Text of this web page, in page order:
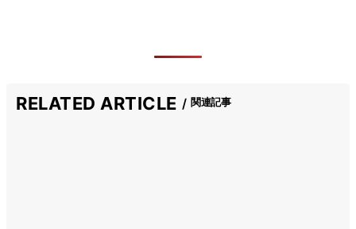
RELATED ARTICLE 関連記事